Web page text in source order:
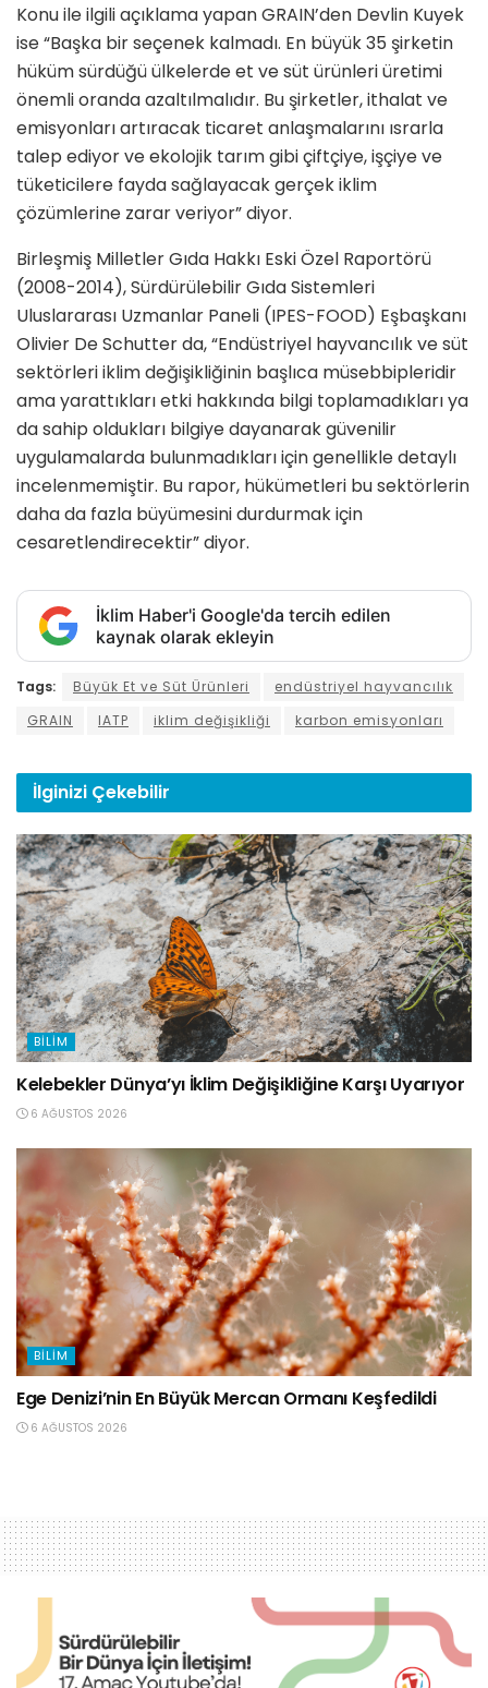
Konu ile ilgili açıklama yapan GRAIN’den Devlin Kuyek
ise “Başka bir seçenek kalmadı. En büyük 35 şirketin
hüküm sürdüğü ülkelerde et ve süt ürünleri üretimi
önemli oranda azaltılmalıdır. Bu şirketler, ithalat ve
emisyonları artıracak ticaret anlaşmalarını ısrarla
talep ediyor ve ekolojik tarım gibi çiftçiye, işçiye ve
tüketicilere fayda sağlayacak gerçek iklim
çözümlerine zarar veriyor” diyor.
Birleşmiş Milletler Gıda Hakkı Eski Özel Raportörü
(2008-2014), Sürdürülebilir Gıda Sistemleri
Uluslararası Uzmanlar Paneli (IPES-FOOD) Eşbaşkanı
Olivier De Schutter da, “Endüstriyel hayvancılık ve süt
sektörleri iklim değişikliğinin başlıca müsebbipleridir
ama yarattıkları etki hakkında bilgi toplamadıkları ya
da sahip oldukları bilgiye dayanarak güvenilir
uygulamalarda bulunmadıkları için genellikle detaylı
incelenmemiştir. Bu rapor, hükümetleri bu sektörlerin
daha da fazla büyümesini durdurmak için
cesaretlendirecektir” diyor.
İklim Haber'i Google'da tercih edilen
kaynak olarak ekleyin
Tags: Büyük Et ve Süt Ürünleri
endüstriyel hayvancılık
GRAIN
IATP iklim değişikliği karbon emisyonları
İlginizi Çekebilir
BILIM
Kelebekler Dünya’yı İklim Değişikliğine Karşı Uyarıyor
6 AĞUSTOS 2026
BILIM
Ege Denizi’nin En Büyük Mercan Ormanı Keşfedildi
6 AĞUSTOS 2026